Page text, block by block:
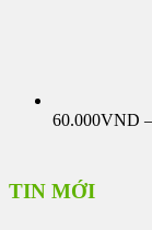
60.000VND –
TIN MỚI